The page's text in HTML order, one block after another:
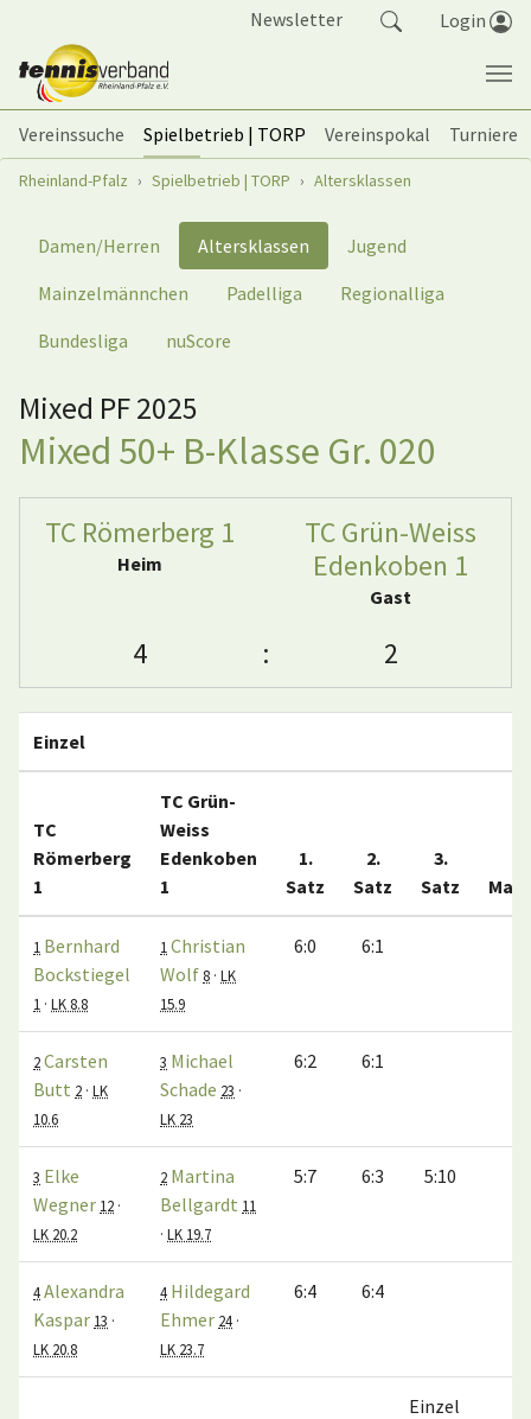
Newsletter Login
Vereinssuche Spielbetrieb | TORP Vereinspokal
Turniere
Sie sind hier:
Rheinland-Pfalz Spielbetrieb | TORP Altersklassen
Damen/Herren Altersklassen
Jugend
Mainzelmännchen
Padelliga
Regionalliga
Bundesliga
nuScore
Mixed PF 2025
Mixed 50+ B-Klasse Gr. 020
TC Römerberg 1
Heim
TC Grün-Weiss
Edenkoben 1
Gast
4 : 2
Einzel
TC
Römerberg
1
TC Grün-
Weiss
Edenkoben
1
1.
Satz
2.
Satz
3.
Satz
1 Bernhard
Bockstiegel
1 · LK 8.8
1 Christian
Wolf 8 · LK
15.9
6:0 6:1
2Carsten
Butt 2 · LK
10.6
3 Michael
Schade 23 ·
LK 23
6:2 6:1
3 Elke
Wegner 12 ·
LK 20.2
2 Martina
Bellgardt 11
· LK 19.7
5:7 6:3 5:10
4Alexandra
Kaspar 13 ·
LK 20.8
4 Hildegard
Ehmer 24 ·
LK 23.7
6:4 6:4
Einzel